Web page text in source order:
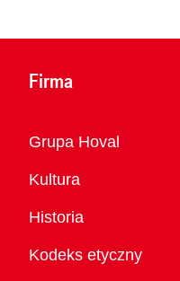
Firma
Przegląd
Grupa Hoval
Kultura
Historia
Kodeks etyczny